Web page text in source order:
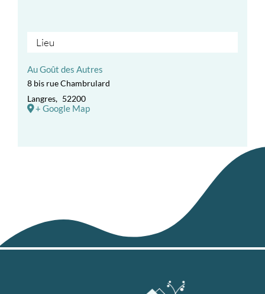
Lieu
Au Goût des Autres
8 bis rue Chambrulard
Langres, 52200
+ Google Map